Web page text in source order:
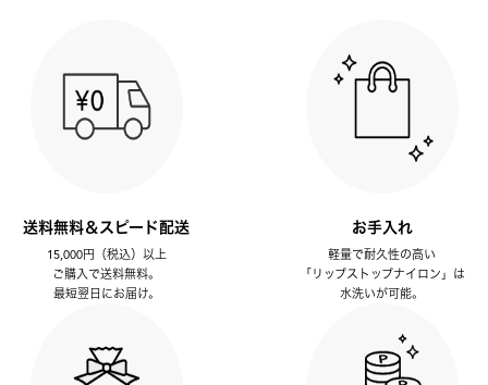
送料無料＆スピード配送
15,000円（税込）以上
ご購入で送料無料。
最短翌日にお届け。
お手入れ
軽量で耐久性の高い
「リップストップナイロン」は
水洗いが可能。